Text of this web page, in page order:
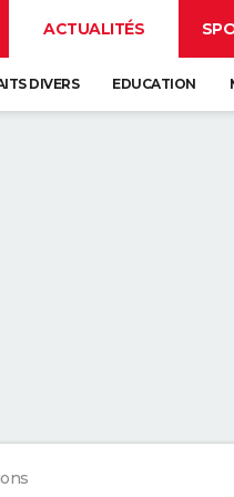
ACTUALITÉS
DIVERS EDUCATION